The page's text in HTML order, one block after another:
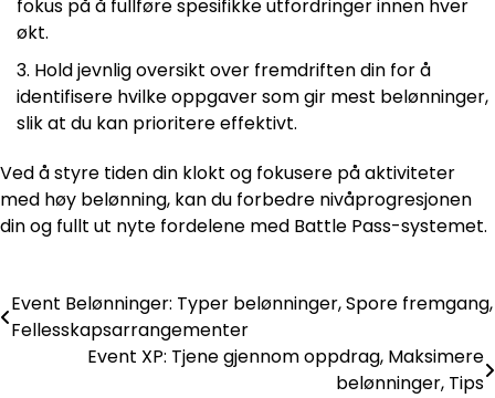
fokus på å fullføre spesifikke utfordringer innen hver
økt.
Hold jevnlig oversikt over fremdriften din for å
identifisere hvilke oppgaver som gir mest belønninger,
slik at du kan prioritere effektivt.
Ved å styre tiden din klokt og fokusere på aktiviteter
med høy belønning, kan du forbedre nivåprogresjonen
din og fullt ut nyte fordelene med Battle Pass-systemet.
Post
navigation
Event Belønninger: Typer belønninger, Spore fremgang,
Fellesskapsarrangementer
Event XP: Tjene gjennom oppdrag, Maksimere
belønninger, Tips